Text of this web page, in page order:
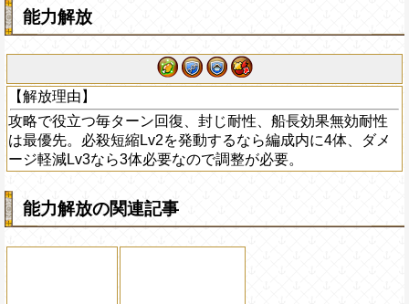
能力解放
【解放理由】
攻略で役立つ毎ターン回復、封じ耐性、船長効果無効耐性
は最優先。必殺短縮Lv2を発動するなら編成内に4体、ダメ
ージ軽減Lv3なら3体必要なので調整が必要。
能力解放の関連記事